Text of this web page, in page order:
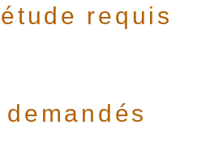
requis